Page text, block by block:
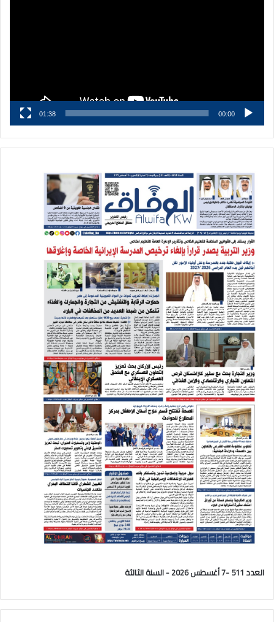
00:00
01:38
العدد 511 -7 أغسطس 2026 - السنة الثالثة